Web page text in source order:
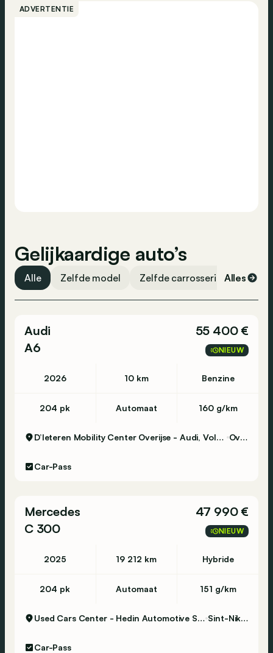
Radio
ADVERTENTIE
Gelijkaardige auto’s
Alle Zelfde model Zelfde carrosserievorm
Alles
Audi
A6
55 400 €
NIEUW
2026 10 km Benzine
204 pk Automaat 160 g/km
D’Ieteren Mobility Center Overijse - Audi, Volkswagen & Commercial Vehicles Overijse
Car-Pass
Mercedes
C 300
47 990 €
NIEUW
2025 19 212 km Hybride
204 pk Automaat 151 g/km
Used Cars Center - Hedin Automotive Sint-Niklaas Sint-Niklaas
Car-Pass